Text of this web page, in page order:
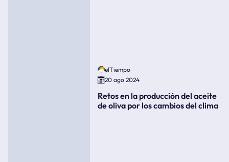
elTiempo
20 ago 2024
Retos en la producción del aceite
de oliva por los cambios del clima